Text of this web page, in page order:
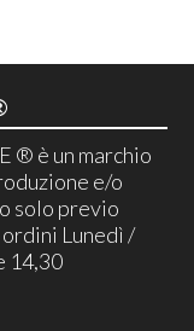
® è un marchio
e/o
solo previo
Lunedì /
14,30